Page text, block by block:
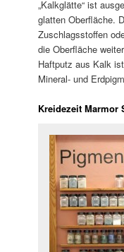
„Kalkglätte“ ist
glatten Oberfläche.
Zuschlagsstoffen
die Oberfläche
Haftputz aus Kalk
Mineral- und
Kreidezeit Marmor